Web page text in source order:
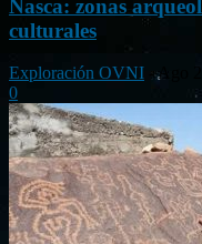
Nasca: zonas
culturales
Exploración OVNI
Ago
0